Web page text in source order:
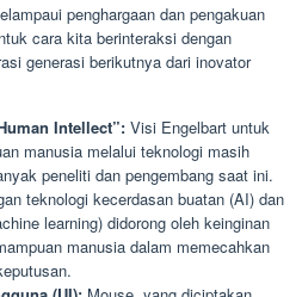
penghargaan dan pengakuan
cara kita berinteraksi dengan
generasi berikutnya dari inovator
Intellect”: Visi Engelbart untuk
manusia melalui teknologi masih
peneliti dan pengembang saat ini.
teknologi kecerdasan buatan (AI) dan
learning) didorong oleh keinginan
manusia dalam memecahkan